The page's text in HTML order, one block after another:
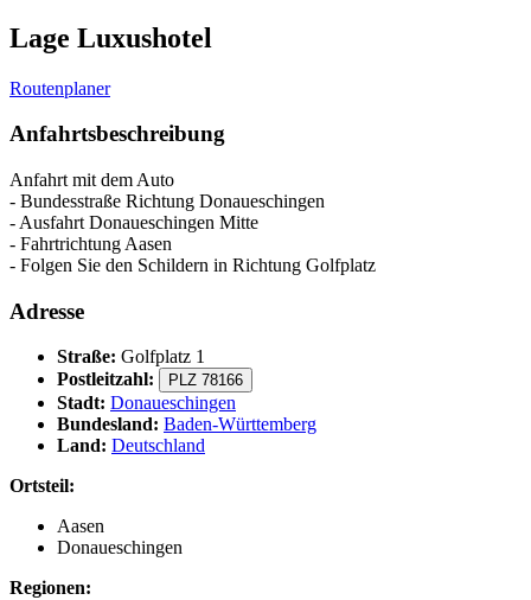
Lage Luxushotel
Routenplaner
Anfahrtsbeschreibung
Anfahrt mit dem Auto
- Bundesstraße Richtung Donaueschingen
- Ausfahrt Donaueschingen Mitte
- Fahrtrichtung Aasen
- Folgen Sie den Schildern in Richtung Golfplatz
Adresse
Straße: Golfplatz 1
Postleitzahl:
PLZ 78166
Stadt: Donaueschingen
Bundesland: Baden-Württemberg
Land: Deutschland
Ortsteil:
Aasen
Donaueschingen
Regionen: